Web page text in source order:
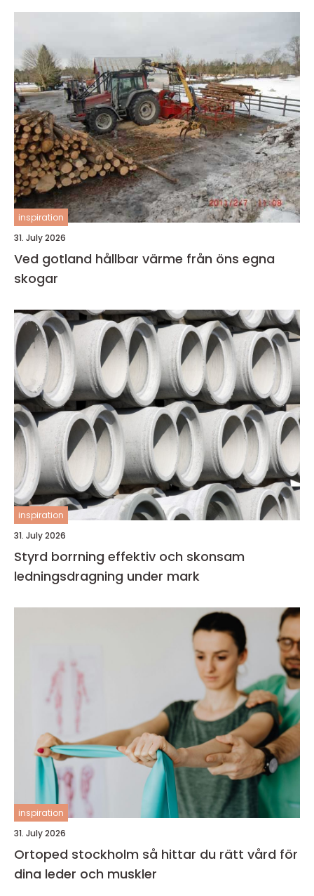
inspiration
31. July 2026
Ved gotland hållbar värme från öns egna
skogar
inspiration
31. July 2026
Styrd borrning effektiv och skonsam
ledningsdragning under mark
inspiration
31. July 2026
Ortoped stockholm så hittar du rätt vård för
dina leder och muskler